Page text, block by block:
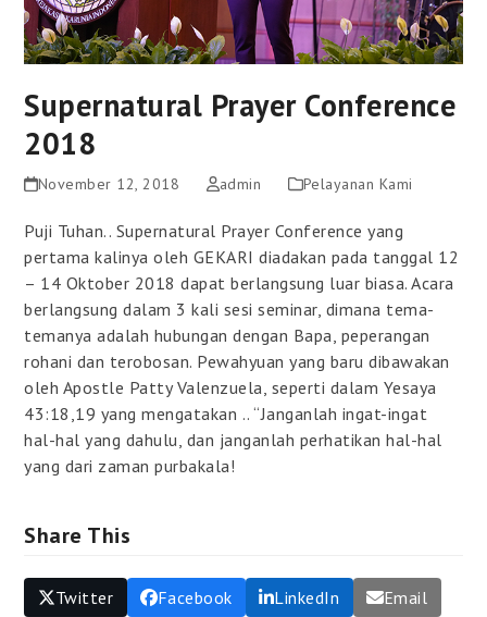
Supernatural Prayer Conference
2018
November 12, 2018 admin Pelayanan Kami
Puji Tuhan.. Supernatural Prayer Conference yang
pertama kalinya oleh GEKARI diadakan pada tanggal 12
– 14 Oktober 2018 dapat berlangsung luar biasa. Acara
berlangsung dalam 3 kali sesi seminar, dimana tema-
temanya adalah hubungan dengan Bapa, peperangan
rohani dan terobosan. Pewahyuan yang baru dibawakan
oleh Apostle Patty Valenzuela, seperti dalam Yesaya
43:18,19 yang mengatakan .. “Janganlah ingat-ingat
hal-hal yang dahulu, dan janganlah perhatikan hal-hal
yang dari zaman purbakala!
Share This
Twitter Facebook LinkedIn Email